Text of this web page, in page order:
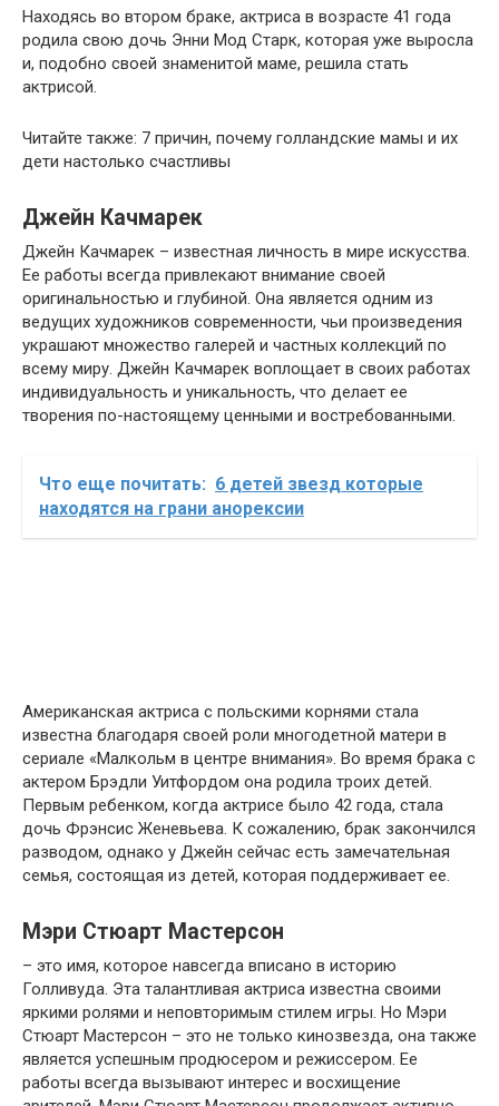
Находясь во втором браке, актриса в возрасте 41 года
родила свою дочь Энни Мод Старк, которая уже выросла
и, подобно своей знаменитой маме, решила стать
актрисой.
Читайте также: 7 причин, почему голландские мамы и их
дети настолько счастливы
Джейн Качмарек
Джейн Качмарек – известная личность в мире искусства.
Ее работы всегда привлекают внимание своей
оригинальностью и глубиной. Она является одним из
ведущих художников современности, чьи произведения
украшают множество галерей и частных коллекций по
всему миру. Джейн Качмарек воплощает в своих работах
индивидуальность и уникальность, что делает ее
творения по-настоящему ценными и востребованными.
Что еще почитать: 6 детей звезд которые
находятся на грани анорексии
Американская актриса с польскими корнями стала
известна благодаря своей роли многодетной матери в
сериале «Малкольм в центре внимания». Во время брака с
актером Брэдли Уитфордом она родила троих детей.
Первым ребенком, когда актрисе было 42 года, стала
дочь Фрэнсис Женевьева. К сожалению, брак закончился
разводом, однако у Джейн сейчас есть замечательная
семья, состоящая из детей, которая поддерживает ее.
Мэри Стюарт Мастерсон
– это имя, которое навсегда вписано в историю
Голливуда. Эта талантливая актриса известна своими
яркими ролями и неповторимым стилем игры. Но Мэри
Стюарт Мастерсон – это не только кинозвезда, она также
является успешным продюсером и режиссером. Ее
работы всегда вызывают интерес и восхищение